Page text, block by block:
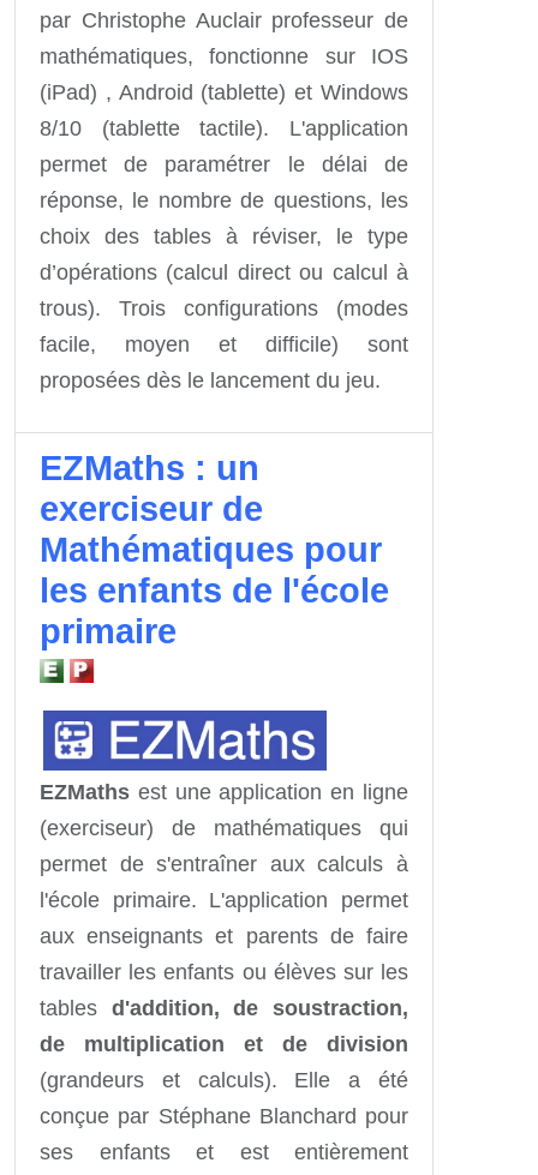
par Christophe Auclair professeur de
mathématiques, fonctionne sur IOS
(iPad) , Android (tablette) et Windows
8/10 (tablette tactile). L'application
permet de paramétrer le délai de
réponse, le nombre de questions, les
choix des tables à réviser, le type
d’opérations (calcul direct ou calcul à
trous). Trois configurations (modes
facile, moyen et difficile) sont
proposées dès le lancement du jeu.
EZMaths : un
exerciseur de
Mathématiques pour
les enfants de l'école
primaire
EZMaths est une application en ligne
(exerciseur) de mathématiques qui
permet de s'entraîner aux calculs à
l'école primaire. L'application permet
aux enseignants et parents de faire
travailler les enfants ou élèves sur les
tables d'addition, de soustraction,
de multiplication et de division
(grandeurs et calculs). Elle a été
conçue par Stéphane Blanchard pour
ses enfants et est entièrement